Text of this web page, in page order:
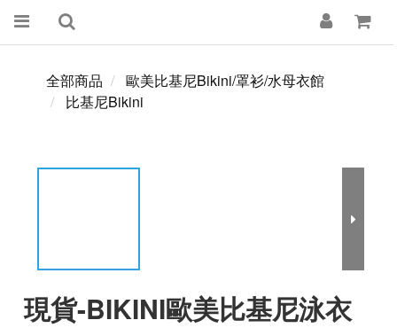
全部商品
歐美比基尼Bikini/罩衫/水母衣館
比基尼Bikini
現貨-BIKINI歐美比基尼泳衣